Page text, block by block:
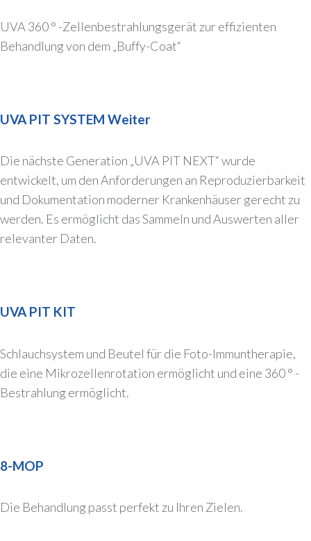
UVA 360 ° -Zellenbestrahlungsgerät zur effizienten
Behandlung von dem „Buffy-Coat“
UVA PIT SYSTEM Weiter
Die nächste Generation „UVA PIT NEXT“ wurde
entwickelt, um den Anforderungen an Reproduzierbarkeit
und Dokumentation moderner Krankenhäuser gerecht zu
werden. Es ermöglicht das Sammeln und Auswerten aller
relevanter Daten.
UVA PIT KIT
Schlauchsystem und Beutel für die Foto-Immuntherapie,
die eine Mikrozellenrotation ermöglicht und eine 360 ° -
Bestrahlung ermöglicht.
8-MOP
Die Behandlung passt perfekt zu Ihren Zielen.